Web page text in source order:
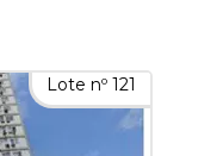
Lote nº 121